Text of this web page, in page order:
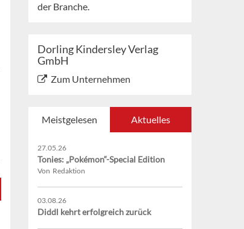
der Branche.
Dorling Kindersley Verlag
GmbH
Zum Unternehmen
Meistgelesen Aktuelles
27.05.26
Tonies: „Pokémon“-Special Edition
Von Redaktion
03.08.26
Diddl kehrt erfolgreich zurück